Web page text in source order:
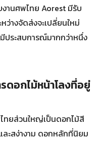
งานศพไทย Aorest มีรับ
างจัดส่งจะเปลี่ยนใหม่
ประสบการณ์มากกว่าหนึ่ง
ดอกไม้หน้าโลงที่อยู่
ทยส่วนใหญ่เป็นดอกไม้สี
ะสง่างาม ดอกหลักที่นิยม